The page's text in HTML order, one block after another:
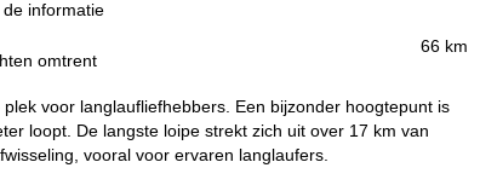
informatie
omtrent
66 km
voor langlaufliefhebbers. Een bijzonder hoogtepunt is
loopt. De langste loipe strekt zich uit over 17 km van
vooral voor ervaren langlaufers.